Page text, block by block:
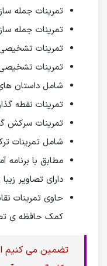
تمرینات جمله
تمرینات جمله
تمرینات
تمرینات
شامل داستان
تمرینات نقطه
تمرینات سرکش
شامل تمرینات
مطابق با
دارای تصاویر
حاوی تمرینات
کمک حافظه ی
تضمین می کنیم